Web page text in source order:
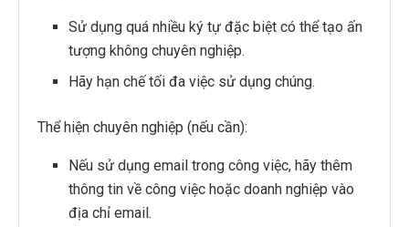
Sử dụng quá nhiều ký tự đặc biệt có thể tạo ấn
tượng không chuyên nghiệp.
Hãy hạn chế tối đa việc sử dụng chúng.
Thể hiện chuyên nghiệp (nếu cần):
Nếu sử dụng email trong công việc, hãy thêm
thông tin về công việc hoặc doanh nghiệp vào
địa chỉ email.